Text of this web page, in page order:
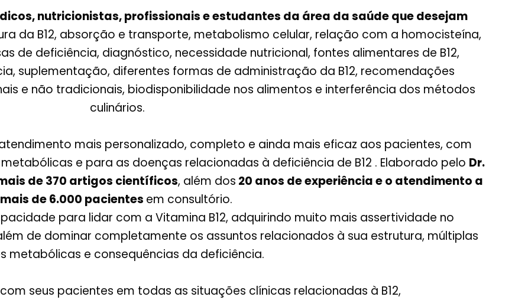
nutricionistas, profissionais e estudantes da área da saúde que desejam
da B12, absorção e transporte, metabolismo celular, relação com a homocisteína,
de deficiência, diagnóstico, necessidade nutricional, fontes alimentares de B12,
suplementação, diferentes formas de administração da B12, recomendações
e não tradicionais, biodisponibilidade nos alimentos e interferência dos métodos
culinários.
mais personalizado, completo e ainda mais eficaz aos pacientes, com
e para as doenças relacionadas à deficiência de B12 . Elaborado pelo Dr.
de 370 artigos científicos, além dos 20 anos de experiência e o atendimento a
mais de 6.000 pacientes em consultório.
para lidar com a Vitamina B12, adquirindo muito mais assertividade no
de dominar completamente os assuntos relacionados à sua estrutura, múltiplas
metabólicas e consequências da deficiência.
seus pacientes em todas as situações clínicas relacionadas à B12,